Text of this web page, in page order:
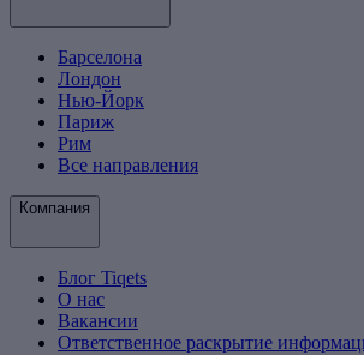
Барселона
Лондон
Нью-Йорк
Париж
Рим
Все направления
Компания
Блог Tiqets
О нас
Вакансии
Ответственное раскрытие